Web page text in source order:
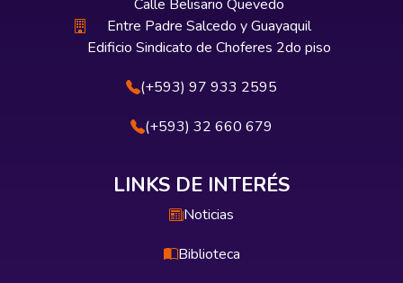
Calle Belisario Quevedo
Entre Padre Salcedo y Guayaquil
Edificio Sindicato de Choferes 2do piso
(+593) 97 933 2595
(+593) 32 660 679
LINKS DE INTERÉS
Noticias
Biblioteca